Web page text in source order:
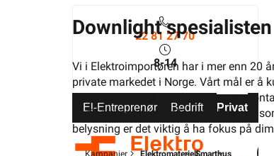
22 81 27 70
8-14
El-Entreprenør Bedrift Privat
Kampanjer ElektromateriellSmarthus
Downlight spesialisten
Vi i Elektroimportøren har i mer enn 20
private markedet i Norge. Vårt mål er å
Tekniske detaljer som tilkoblinger,
sertifisering er nøye tilpasset kravene
belysning er det viktig å ha fokus på